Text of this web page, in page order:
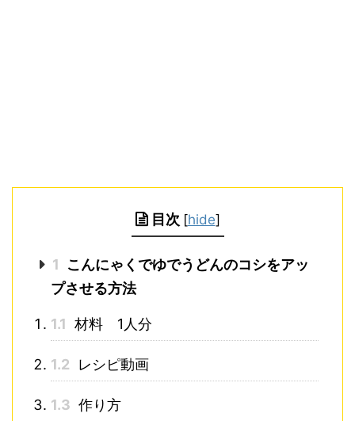
目次 [hide]
1
こんにゃくでゆでうどんのコシをアッ
プさせる方法
1.1 材料 1人分
1.2 レシピ動画
1.3 作り方